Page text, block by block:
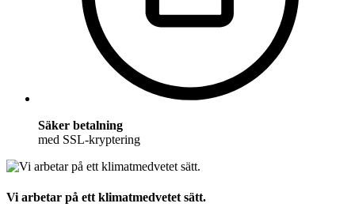
Säker betalning
med SSL-kryptering
Vi arbetar på ett klimatmedvetet sätt.